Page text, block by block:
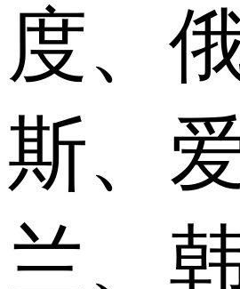
度、
斯、
兰、